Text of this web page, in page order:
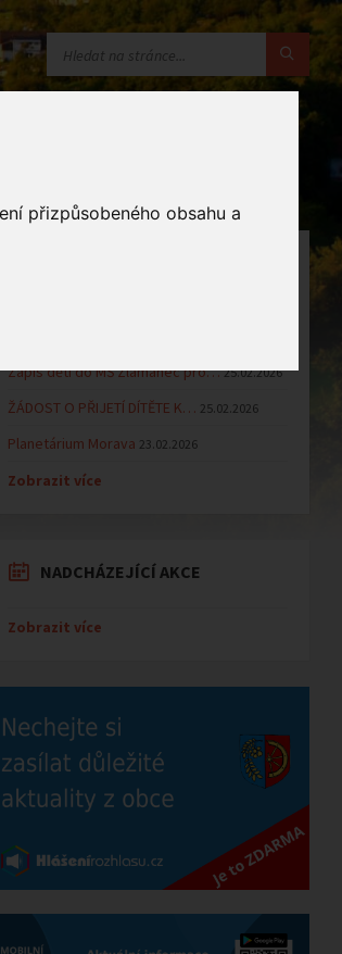
přizpůsobeného obsahu a
Zápis dětí do MŠ Zlámanec pro… 25.02.2026
ŽÁDOST O PŘIJETÍ DÍTĚTE K… 25.02.2026
Planetárium Morava 23.02.2026
Zobrazit více
NADCHÁZEJÍCÍ AKCE
Zobrazit více